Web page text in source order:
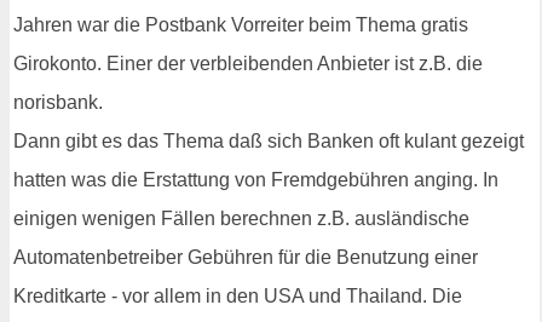
Jahren war die Postbank Vorreiter beim Thema gratis
Girokonto. Einer der verbleibenden Anbieter ist z.B. die
norisbank.
Dann gibt es das Thema daß sich Banken oft kulant gezeigt
hatten was die Erstattung von Fremdgebühren anging. In
einigen wenigen Fällen berechnen z.B. ausländische
Automatenbetreiber Gebühren für die Benutzung einer
Kreditkarte - vor allem in den USA und Thailand. Die